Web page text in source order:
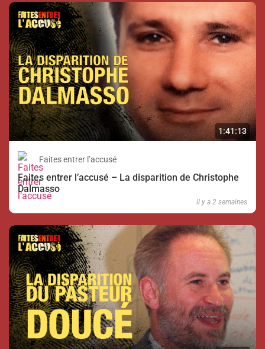
1:41:13
Faites entrer l’accusé
Faites entrer l’accusé – La disparition de Christophe
Dalmasso
Il y a 2 semaines